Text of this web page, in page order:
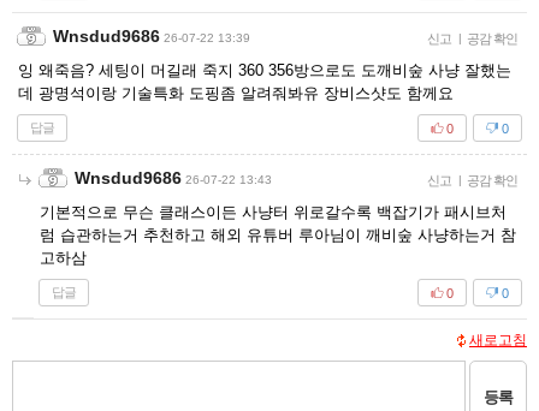
Wnsdud9686 26-07-22 13:39 신고 | 공감 확인
잉 왜죽음? 세팅이 머길래 죽지 360 356방으로도 도깨비숲 사냥 잘했는
데 광명석이랑 기술특화 도핑좀 알려줘봐유 장비스샷도 함께요
답글 0
0
Wnsdud9686 26-07-22 13:43 신고 | 공감 확인
기본적으로 무슨 클래스이든 사냥터 위로갈수록 백잡기가 패시브처
럼 습관하는거 추천하고 해외 유튜버 루아님이 깨비숲 사냥하는거 참
고하삼
답글 0
0
새로고침
등록